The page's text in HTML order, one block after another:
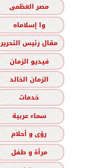
مصر العظمى
وا إسلاماه
مقال رئيس التحرير
فيديو الزمان
الزمان الخالد
خدمات
سماء عربية
رؤى و أحلام
مرأة و طفل